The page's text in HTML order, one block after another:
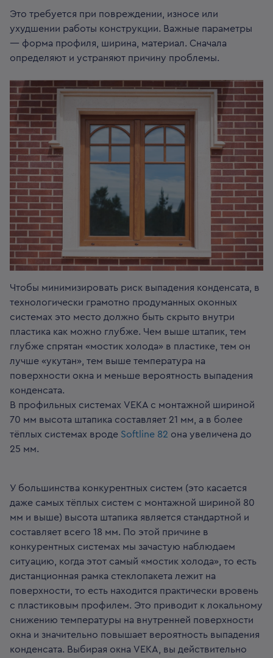
Это требуется при повреждении, износе или
ухудшении работы конструкции. Важные параметры
— форма профиля, ширина, материал. Сначала
определяют и устраняют причину проблемы.
Чтобы минимизировать риск выпадения конденсата, в
технологически грамотно продуманных оконных
системах это место должно быть скрыто внутри
пластика как можно глубже. Чем выше штапик, тем
глубже спрятан «мостик холода» в пластике, тем он
лучше «укутан», тем выше температура на
поверхности окна и меньше вероятность выпадения
конденсата.
В профильных системах VEKA с монтажной шириной
70 мм высота штапика составляет 21 мм, а в более
тёплых системах вроде Softline 82 она увеличена до
25 мм.
У большинства конкурентных систем (это касается
даже самых тёплых систем с монтажной шириной 80
мм и выше) высота штапика является стандартной и
составляет всего 18 мм. По этой причине в
конкурентных системах мы зачастую наблюдаем
ситуацию, когда этот самый «мостик холода», то есть
дистанционная рамка стеклопакета лежит на
поверхности, то есть находится практически вровень
с пластиковым профилем. Это приводит к локальному
снижению температуры на внутренней поверхности
окна и значительно повышает вероятность выпадения
конденсата. Выбирая окна VEKA, вы действительно